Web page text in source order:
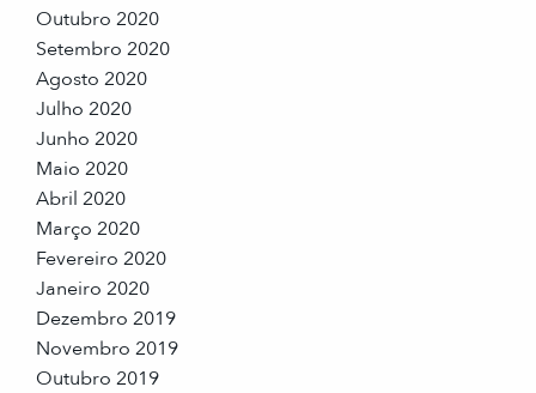
Outubro 2020
Setembro 2020
Agosto 2020
Julho 2020
Junho 2020
Maio 2020
Abril 2020
Março 2020
Fevereiro 2020
Janeiro 2020
Dezembro 2019
Novembro 2019
Outubro 2019